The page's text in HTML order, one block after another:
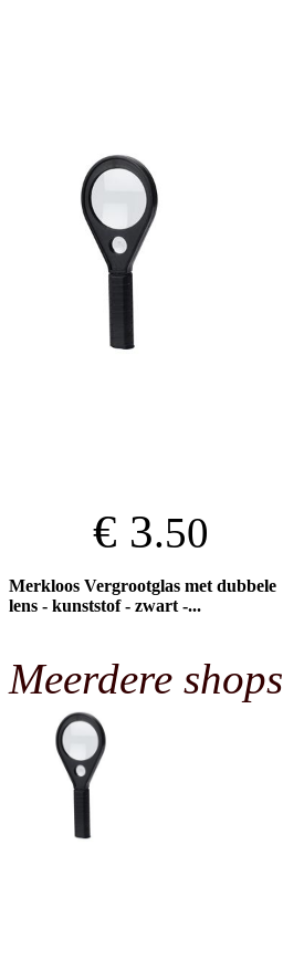
€ 3.50
Merkloos Vergrootglas met dubbele
lens - kunststof - zwart -...
Meerdere shops